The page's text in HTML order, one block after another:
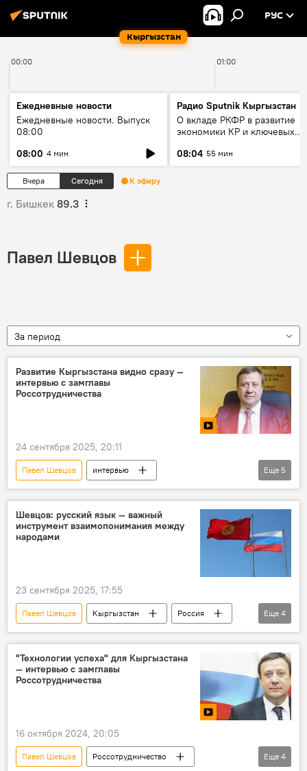
Кыргызстан
РУС
00:00 01:00
Ежедневные новости
Ежедневные новости. Выпуск
08:00
08:00 4 мин
Радио Sputnik Кыргызстан
О вкладе РКФР в развитие
экономики КР и ключевых
08:04 55 мин
Вчера Сегодня К эфиру
г. Бишкек 89.3
Павел Шевцов
За период
Развитие Кыргызстана видно сразу —
интервью с замглавы
Россотрудничества
24 сентября 2025, 20:11
Павел Шевцов
интервью
Россотрудничество
КРСУ
образование
видео Кыргызстан
Еще 5
Шевцов: русский язык — важный
инструмент взаимопонимания между
народами
23 сентября 2025, 17:55
Павел Шевцов Кыргызстан
Россия
русский язык
сотрудничество
народ
Россотрудничество
Еще 4
"Технологии успеха" для Кыргызстана
— интервью с замглавы
Россотрудничества
16 октября 2024, 20:05
Павел Шевцов
Россотрудничество
Еще 4